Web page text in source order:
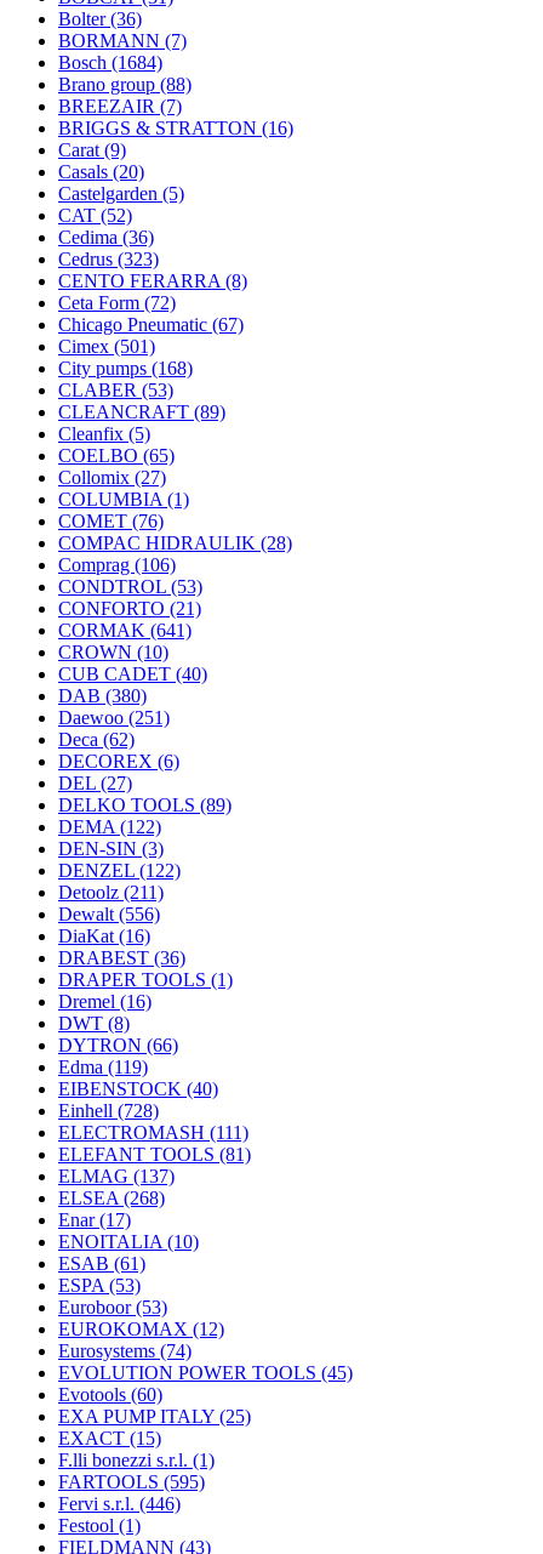
Bolter(36)
BORMANN (7)
Bosch (1684)
Brano group (88)
BREEZAIR (7)
BRIGGS & STRATTON (16)
Carat (9)
Casals (20)
Castelgarden (5)
CAT (52)
Cedima (36)
Cedrus (323)
CENTO FERARRA (8)
Ceta Form (72)
Chicago Pneumatic (67)
Cimex (501)
City pumps (168)
CLABER (53)
CLEANCRAFT (89)
Cleanfix (5)
COELBO (65)
Collomix (27)
COLUMBIA (1)
COMET (76)
COMPAC HIDRAULIK (28)
Comprag (106)
CONDTROL (53)
CONFORTO (21)
CORMAK (641)
CROWN (10)
CUB CADET (40)
DAB (380)
Daewoo (251)
Deca (62)
DECOREX (6)
DEL (27)
DELKO TOOLS (89)
DEMA (122)
DEN-SIN (3)
DENZEL (122)
Detoolz (211)
Dewalt (556)
DiaKat (16)
DRABEST (36)
DRAPER TOOLS (1)
Dremel (16)
DWT (8)
DYTRON (66)
Edma (119)
EIBENSTOCK (40)
Einhell (728)
ELECTROMASH (111)
ELEFANT TOOLS (81)
ELMAG (137)
ELSEA (268)
Enar(17)
ENOITALIA (10)
ESAB (61)
ESPA (53)
Euroboor(53)
EUROKOMAX (12)
Eurosystems (74)
EVOLUTION POWER TOOLS (45)
Evotools (60)
EXA PUMP ITALY (25)
EXACT (15)
F.lli bonezzi s.r.l. (1)
FARTOOLS (595)
Fervi s.r.l. (446)
Festool (1)
FIELDMANN (43)